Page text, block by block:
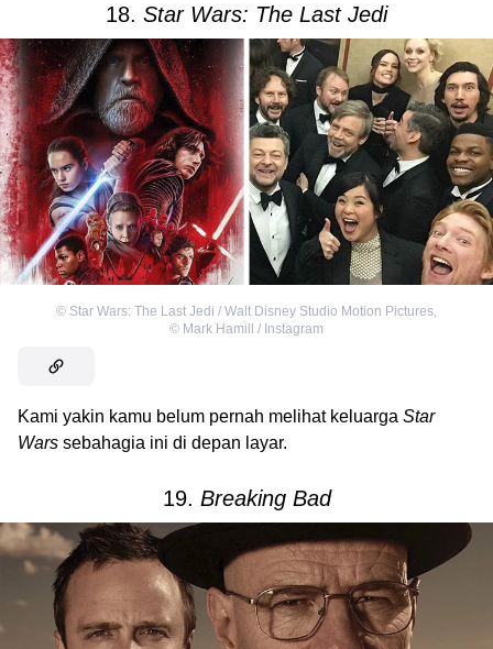
18. Star Wars: The Last Jedi
© Star Wars: The Last Jedi / Walt Disney Studio Motion Pictures
© Mark Hamill / Instagram
Kami yakin kamu belum pernah melihat keluarga Star
Wars sebahagia ini di depan layar.
19. Breaking Bad